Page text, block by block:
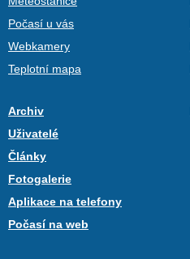
Počasí u vás
Webkamery
Teplotní mapa
Archiv
Uživatelé
Články
Fotogalerie
Aplikace na telefony
Počasí na web